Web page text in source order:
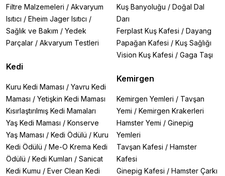
Filtre Malzemeleri / Akvaryum
Isıtıcı / Eheim Jager Isıtıcı /
Sağlık ve Bakım / Yedek
Parçalar / Akvaryum Testleri
Kedi
Kuru Kedi Maması / Yavru Kedi
Maması / Yetişkin Kedi Maması
Kısırlaştırılmış Kedi Mamaları
Yaş Kedi Maması / Konserve
Yaş Maması / Kedi Ödülü / Kuru
Kedi Ödülü / Me-O Krema Kedi
Ödülü / Kedi Kumları / Sanicat
Kedi Kumu / Ever Clean Kedi
Kuş Banyoluğu / Doğal Dal
Darı
Ferplast Kuş Kafesi / Dayang
Papağan Kafesi / Kuş Sağlığı
Vision Kuş Kafesi / Gaga Taşı
Kemirgen
Kemirgen Yemleri / Tavşan
Yemi / Kemirgen Krakerleri
Hamster Yemi / Ginepig
Yemleri
Tavşan Kafesi / Hamster
Kafesi
Ginepig Kafesi / Hamster Çarkı